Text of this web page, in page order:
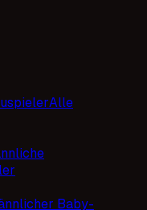
Alle
Baby-